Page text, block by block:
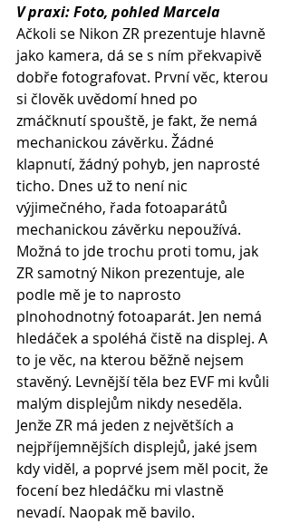
V praxi: Foto, pohled Marcela
Ačkoli se Nikon ZR prezentuje hlavně
jako kamera, dá se s ním překvapivě
dobře fotografovat. První věc, kterou
si člověk uvědomí hned po
zmáčknutí spouště, je fakt, že nemá
mechanickou závěrku. Žádné
klapnutí, žádný pohyb, jen naprosté
ticho. Dnes už to není nic
výjimečného, řada fotoaparátů
mechanickou závěrku nepoužívá.
Možná to jde trochu proti tomu, jak
ZR samotný Nikon prezentuje, ale
podle mě je to naprosto
plnohodnotný fotoaparát. Jen nemá
hledáček a spoléhá čistě na displej. A
to je věc, na kterou běžně nejsem
stavěný. Levnější těla bez EVF mi kvůli
malým displejům nikdy neseděla.
Jenže ZR má jeden z největších a
nejpříjemnějších displejů, jaké jsem
kdy viděl, a poprvé jsem měl pocit, že
focení bez hledáčku mi vlastně
nevadí. Naopak mě bavilo.